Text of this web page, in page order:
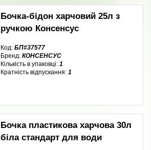
Бочка-бідон харчовий 25л з
ручкою Консенсус
Код: БП#37577
Бренд: КОНСЕНСУС
Кількість в упаковці: 1
Кратність відпускання: 1
Бочка пластикова харчова 30л
біла стандарт для води